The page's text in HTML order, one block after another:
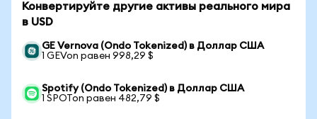
Конвертируйте другие активы реального мира
в USD
GE Vernova (Ondo Tokenized) в Доллар США
1 GEVon равен 998,29 $
Spotify (Ondo Tokenized) в Доллар США
1 SPOTon равен 482,79 $